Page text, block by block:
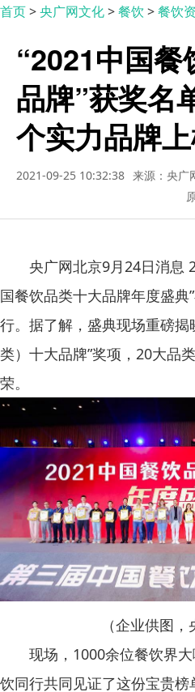
首页>央广网文化>餐饮>餐饮
“2021中国
品牌”获奖名
个实力品牌上
2021-09-25 10:32:38 来源：央广
央广网北京9月24日消息
国餐饮品类十大品牌年度盛
行。据了解，盛典现场重磅揭
类）十大品牌”奖项，20大品
荣。
（企业供图，
现场，1000余位餐饮界
饮同行共同见证了这份宝贵榜